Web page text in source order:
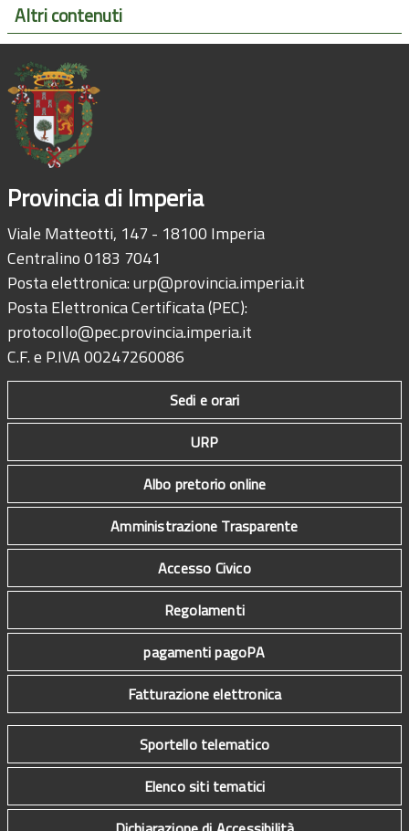
Altri contenuti
Provincia di Imperia
Viale Matteotti, 147 - 18100 Imperia
Centralino 0183 7041
Posta elettronica:urp@provincia.imperia.it
Posta Elettronica Certificata (PEC):
protocollo@pec.provincia.imperia.it
C.F. e P.IVA 00247260086
Sedi e orari
URP
Albo pretorio online
Amministrazione Trasparente
Accesso Civico
Regolamenti
pagamenti pagoPA
Fatturazione elettronica
Sportello telematico
Elenco siti tematici